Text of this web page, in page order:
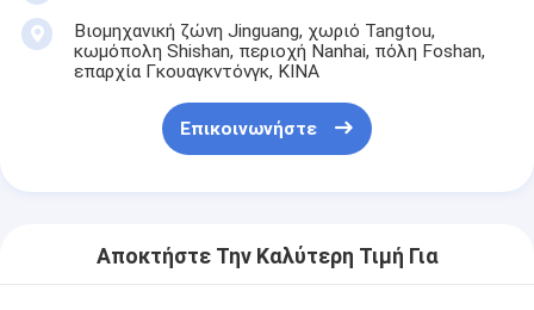
Βιομηχανική ζώνη Jinguang, χωριό Tangtou,
κωμόπολη Shishan, περιοχή Nanhai, πόλη Foshan,
επαρχία Γκουαγκντόνγκ, ΚΙΝΑ
Επικοινωνήστε
Αποκτήστε Την Καλύτερη Τιμή Για